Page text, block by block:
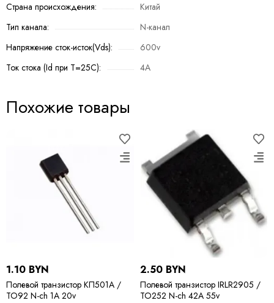
Страна происхождения:
Китай
Тип канала:
N-канал
Напряжение сток-исток(Vds):
600v
Ток стока (Id при T=25C):
4A
Похожие товары
1.10 BYN
Полевой транзистор КП501А /
TO92 N-ch 1A 20v
2.50 BYN
Полевой транзистор IRLR2905 /
TO252 N-ch 42A 55v